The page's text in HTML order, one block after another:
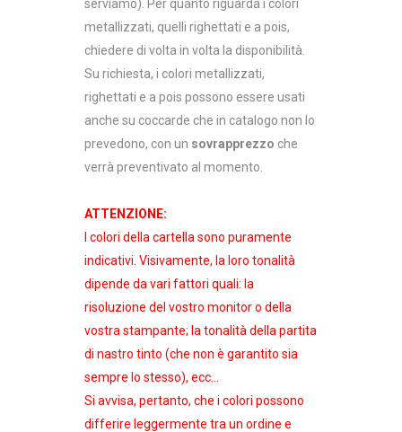
serviamo). Per quanto riguarda i colori
metallizzati, quelli righettati e a pois,
chiedere di volta in volta la disponibilità.
Su richiesta, i colori metallizzati,
righettati e a pois possono essere usati
anche su coccarde che in catalogo non lo
prevedono, con un sovrapprezzo che
verrà preventivato al momento.
ATTENZIONE:
I colori della cartella sono puramente
indicativi . Visivamente, la loro tonalità
dipende da vari fattori quali: la
risoluzione del vostro monitor o della
vostra stampante; la tonalità della partita
di nastro tinto (che non è garantito sia
sempre lo stesso), ecc...
Si avvisa, pertanto, che i colori possono
differire leggermente tra un ordine e